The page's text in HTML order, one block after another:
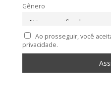
Gênero
Ao prosseguir, você
privacidade.